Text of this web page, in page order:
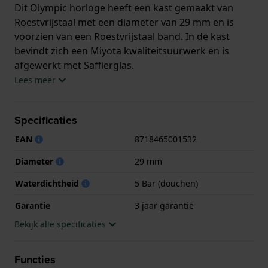
Dit Olympic horloge heeft een kast gemaakt van
Roestvrijstaal met een diameter van 29 mm en is
voorzien van een Roestvrijstaal band. In de kast
bevindt zich een Miyota kwaliteitsuurwerk en is
afgewerkt met Saffierglas.
horloge geleverd met 3 jaar garantie.
Lees meer
Specificaties
EAN
8718465001532
Diameter
29 mm
Waterdichtheid
5 Bar (douchen)
Garantie
3 jaar garantie
Bekijk alle specificaties
Functies